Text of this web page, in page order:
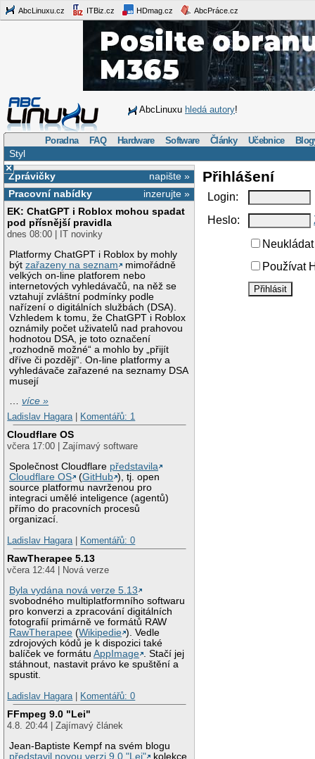
AbcLinuxu.cz ITBiz.cz HDmag.cz AbcPráce.cz
AbcLinuxu hledá autory!
Poradna FAQ Hardware Software Články Učebnice
Styl
×
napište »
Zprávičky
inzerujte »
Pracovní nabídky
EK: ChatGPT i Roblox mohou spadat
pod přísnější pravidla
dnes 08:00 | IT novinky
Platformy ChatGPT i Roblox by mohly
býtzařazeny na seznam
mimořádně
velkých on-line platforem nebo
internetových vyhledávačů, na něž se
vztahují zvláštní podmínky podle
nařízení o digitálních službách (DSA).
Vzhledem k tomu, že ChatGPT i Roblox
oznámily počet uživatelů nad prahovou
hodnotou DSA, je toto označení
„rozhodně možné“ a mohlo by „přijít
dříve či později“. On-line platformy a
vyhledávače zařazené na seznamy DSA
musejí
…více »
Ladislav Hagara
Komentářů: 1
Cloudflare OS
včera 17:00 | Zajímavý software
Společnost Cloudflare představila
Cloudflare OS
(GitHub ), tj. open
source platformu navrženou pro
integraci umělé inteligence (agentů)
přímo do pracovních procesů
organizací.
Ladislav Hagara
Komentářů: 0
RawTherapee 5.13
včera 12:44 | Nová verze
Byla vydána nová verze 5.13
svobodného multiplatformního softwaru
pro konverzi a zpracování digitálních
fotografií primárně ve formátů RAW
RawTherapee (Wikipedie ). Vedle
zdrojových kódů je k dispozici také
balíček ve formátuAppImage . Stačí jej
stáhnout, nastavit právo ke spuštění a
spustit.
Ladislav Hagara
Komentářů: 0
FFmpeg 9.0 "Lei"
4.8. 20:44 | Zajímavý článek
Jean-Baptiste Kempf na svém blogu
představil novou verzi 9.0 "Lei"
kolekce
Přihlášení
Login:
Heslo:
Používat